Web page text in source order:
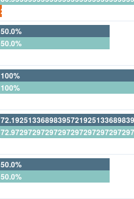
50.0%
50.0%
100%
100%
50.0%
50.0%